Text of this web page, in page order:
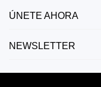
ÚNETE AHORA
NEWSLETTER